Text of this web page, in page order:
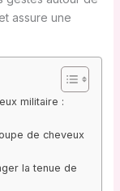
assure une
militaire :
de cheveux
la tenue de